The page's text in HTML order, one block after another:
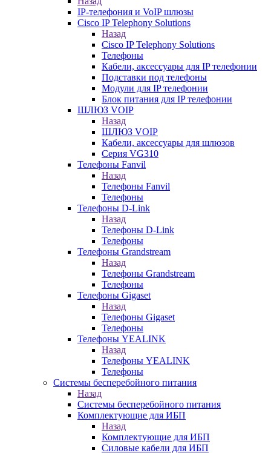
IP-телефония и VoIP шлюзы
Cisco IP Telephony Solutions
Назад
Cisco IP Telephony Solutions
Телефоны
Кабели, аксессуары для IP телефонии
Подставки под телефоны
Модули для IP телефонии
Блок питания для IP телефонии
ШЛЮЗ VOIP
Назад
ШЛЮЗ VOIP
Кабели, аксессуары для шлюзов
Серия VG310
Телефоны Fanvil
Назад
Телефоны Fanvil
Телефоны
Телефоны D-Link
Назад
Телефоны D-Link
Телефоны
Телефоны Grandstream
Назад
Телефоны Grandstream
Телефоны
Телефоны Gigaset
Назад
Телефоны Gigaset
Телефоны
Телефоны YEALINK
Назад
Телефоны YEALINK
Телефоны
Системы бесперебойного питания
Назад
Системы бесперебойного питания
Комплектующие для ИБП
Назад
Комплектующие для ИБП
Силовые кабели для ИБП